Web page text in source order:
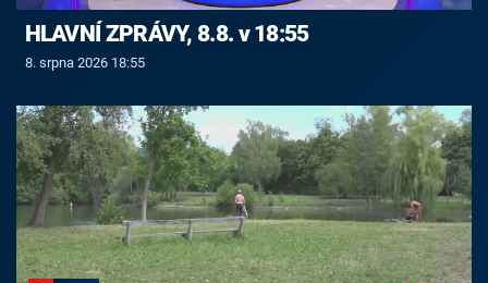
HLAVNÍ ZPRÁVY, 8.8. v 18:55
8. srpna 2026 18:55